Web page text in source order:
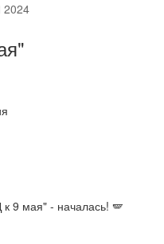
к 9 мая" - началась! 🪽